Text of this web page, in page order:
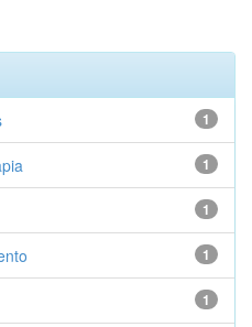
1
1
1
1
1